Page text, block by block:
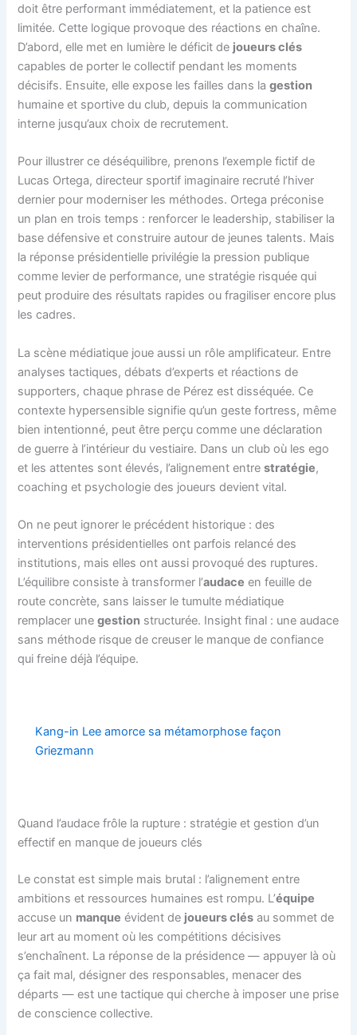
doit être performant immédiatement, et la patience est
limitée. Cette logique provoque des réactions en chaîne.
D’abord, elle met en lumière le déficit de joueurs clés
capables de porter le collectif pendant les moments
décisifs. Ensuite, elle expose les failles dans lagestion
humaine et sportive du club, depuis la communication
interne jusqu’aux choix de recrutement.
Pour illustrer ce déséquilibre, prenons l’exemple fictif de
Lucas Ortega, directeur sportif imaginaire recruté l’hiver
dernier pour moderniser les méthodes. Ortega préconise
un plan en trois temps : renforcer le leadership, stabiliser la
base défensive et construire autour de jeunes talents. Mais
la réponse présidentielle privilégie la pression publique
comme levier de performance, une stratégie risquée qui
peut produire des résultats rapides ou fragiliser encore plus
les cadres.
La scène médiatique joue aussi un rôle amplificateur. Entre
analyses tactiques, débats d’experts et réactions de
supporters, chaque phrase de Pérez est disséquée. Ce
contexte hypersensible signifie qu’un geste fortress, même
bien intentionné, peut être perçu comme une déclaration
de guerre à l’intérieur du vestiaire. Dans un club où les ego
et les attentes sont élevés, l’alignement entrestratégie,
coaching et psychologie des joueurs devient vital.
On ne peut ignorer le précédent historique : des
interventions présidentielles ont parfois relancé des
institutions, mais elles ont aussi provoqué des ruptures.
L’équilibre consiste à transformer l’audace en feuille de
route concrète, sans laisser le tumulte médiatique
remplacer unegestion structurée. Insight final : une audace
sans méthode risque de creuser le manque de confiance
qui freine déjà l’équipe.
Kang-in Lee amorce sa métamorphose façon
Griezmann
Quand l’audace frôle la rupture : stratégie et gestion d’un
effectif en manque de joueurs clés
Le constat est simple mais brutal : l’alignement entre
ambitions et ressources humaines est rompu. L’équipe
accuse un manque évident de joueurs clés au sommet de
leur art au moment où les compétitions décisives
s’enchaînent. La réponse de la présidence — appuyer là où
ça fait mal, désigner des responsables, menacer des
départs — est une tactique qui cherche à imposer une prise
de conscience collective.